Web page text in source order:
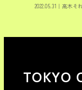
2022.05.31 ｜ 高木そ
TOKYO